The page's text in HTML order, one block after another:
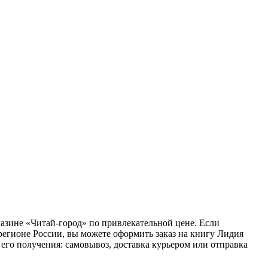
«Читай-город» по привлекательной цене. Если
России, вы можете оформить заказ на книгу Лидия
получения: самовывоз, доставка курьером или отправка